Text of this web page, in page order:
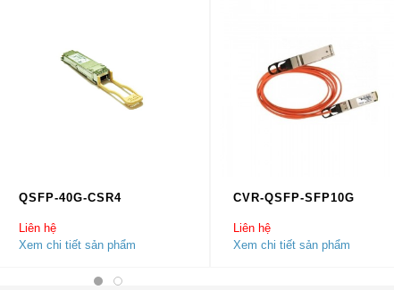
QSFP-40G-CSR4
Liên hệ
Xem chi tiết sản phẩm
CVR-QSFP-SFP10G
Liên hệ
Xem chi tiết sản phẩm